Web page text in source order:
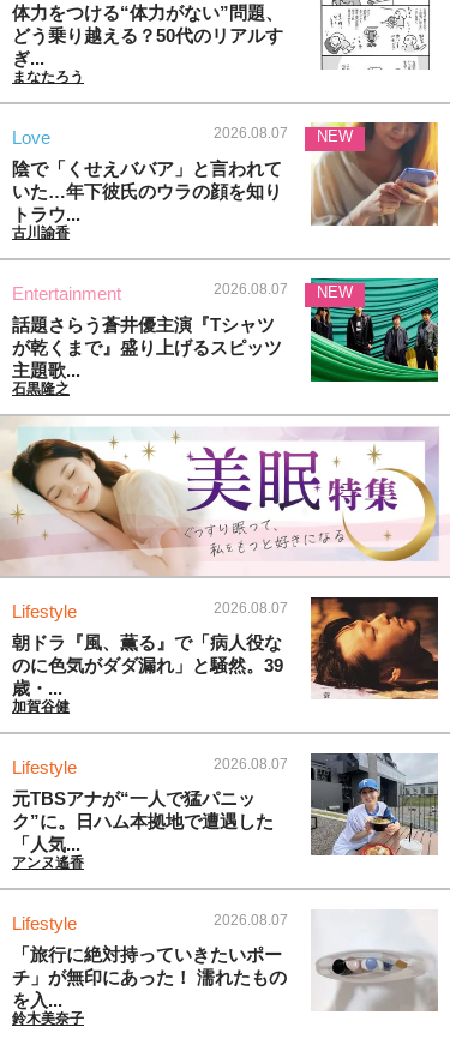
体力をつける“体力がない”問題、
どう乗り越える？50代のリアルす
ぎ...
まなたろう
Love 2026.08.07
陰で「くせえババア」と言われて
いた…年下彼氏のウラの顔を知り
トラウ...
古川諭香
NEW
Entertainment 2026.08.07
話題さらう蒼井優主演『Tシャツ
が乾くまで』盛り上げるスピッツ
主題歌...
石黒隆之
NEW
Lifestyle 2026.08.07
朝ドラ『風、薫る』で「病人役な
のに色気がダダ漏れ」と騒然。39
歳・...
加賀谷健
Lifestyle 2026.08.07
元TBSアナが“一人で猛パニッ
ク”に。日ハム本拠地で遭遇した
「人気...
アンヌ遙香
Lifestyle 2026.08.07
「旅行に絶対持っていきたいポー
チ」が無印にあった！ 濡れたもの
を入...
鈴木美奈子